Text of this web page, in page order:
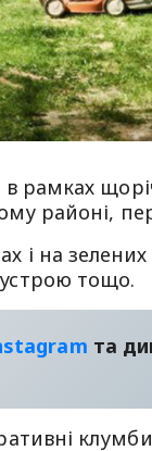
рамках
районі,
на зелених
тощо.
та